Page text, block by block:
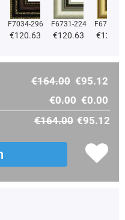
F7034-296
€120.63
F6731-224
€120.63
F6731-
€
€164.00 €95.12
€0.00 €0.00
€164.00 €95.12